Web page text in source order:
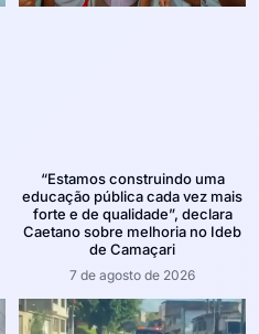
“Estamos construindo uma
educação pública cada vez mais
forte e de qualidade”, declara
Caetano sobre melhoria no Ideb
de Camaçari
7 de agosto de 2026